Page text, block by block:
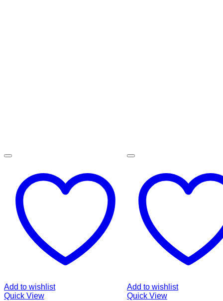
Add to wishlist
Quick View
Add to wishlist
Quick View